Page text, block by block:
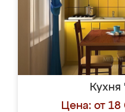
Кухня
Цена: от 18